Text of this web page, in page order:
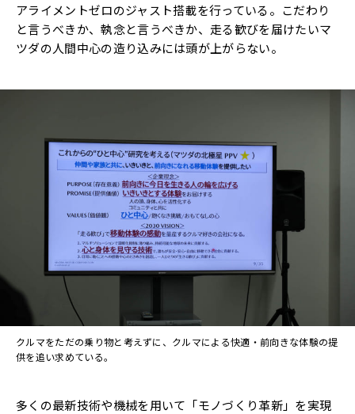
アライメントゼロのジャスト搭載を行っている。こだわり
と言うべきか、執念と言うべきか、走る歓びを届けたいマ
ツダの人間中心の造り込みには頭が上がらない。
クルマをただの乗り物と考えずに、クルマによる快適・前向きな体験の提
供を追い求めている。
多くの最新技術や機械を用いて「モノづくり革新」を実現